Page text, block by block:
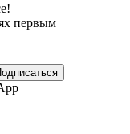
первым